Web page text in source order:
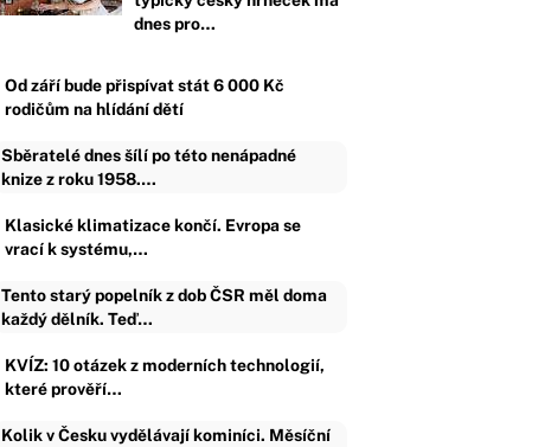
dnes pro…
Od září bude přispívat stát 6 000 Kč
rodičům na hlídání dětí
Sběratelé dnes šílí po této nenápadné
knize z roku 1958.…
Klasické klimatizace končí. Evropa se
vrací k systému,…
Tento starý popelník z dob ČSR měl doma
každý dělník. Teď…
KVÍZ: 10 otázek z moderních technologií,
které prověří…
Kolik v Česku vydělávají kominíci. Měsíční